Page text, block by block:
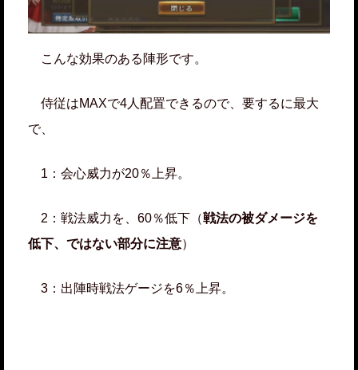
こんな効果のある陣形です。
侍従はMAXで4人配置できるので、要するに最大
で、
1：会心威力が20％上昇。
2：戦法威力を、60％低下（戦法の被ダメージを
低下、ではない部分に注意）
3：出陣時戦法ゲージを6％上昇。